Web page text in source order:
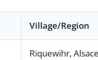
Village/Region
Riquewihr,